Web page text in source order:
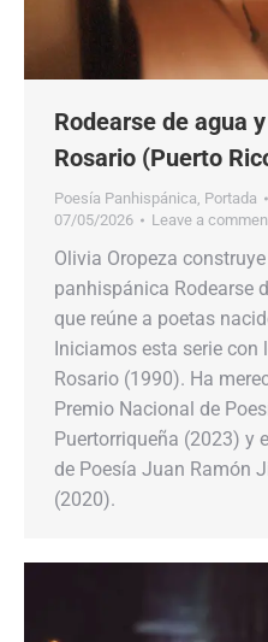
Rodearse de agua
Rosario (Puerto
Poesía Panhispánica, Portada
07/05/2026
Leave a
Olivia Oropeza
panhispánica Rodearse
que reúne a poetas
Iniciamos esta serie con
Rosario (1990). Ha
Premio Nacional de
Puertorriqueña (2023) y
de Poesía Juan Ramón
(2020).